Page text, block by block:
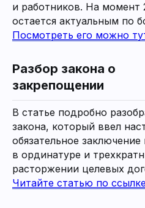
и работников. На момент
остается актуальным по
Посмотреть его можно
Разбор закона о
закрепощении
В статье подробно
закона, который ввел
обязательное
в ординатуре и
расторжении целевых
Читайте статью по